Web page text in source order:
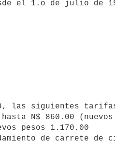
N$ 860.00
pesos 1.170.00
de carrete de